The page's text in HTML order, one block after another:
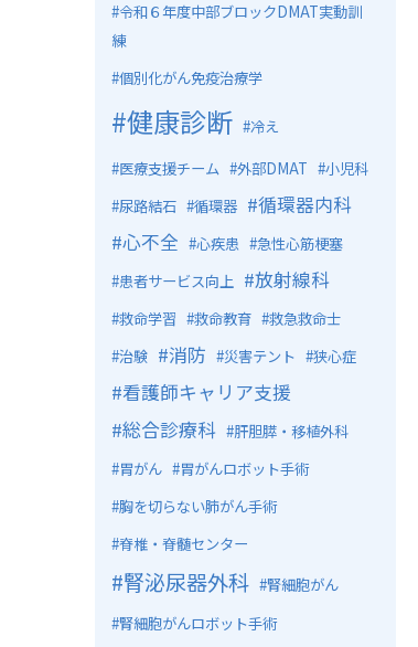
令和６年度中部ブロックDMAT実動訓
練
個別化がん免疫治療学
健康診断
冷え
医療支援チーム
外部DMAT
小児科
尿路結石
循環器
循環器内科
心不全
心疾患
急性心筋梗塞
患者サービス向上
放射線科
救命学習 救命教育
救急救命士
治験
消防 災害テント 狭心症
看護師キャリア支援
総合診療科
肝胆膵・移植外科
胃がん
胃がんロボット手術
胸を切らない肺がん手術
脊椎・脊髄センター
腎泌尿器外科
腎細胞がん
腎細胞がんロボット手術